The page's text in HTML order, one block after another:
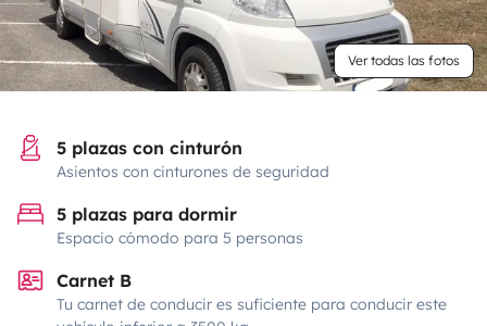
Ver todas las fotos
5 plazas con cinturón
Asientos con cinturones de seguridad
5 plazas para dormir
Espacio cómodo para 5 personas
Carnet B
Tu carnet de conducir es suficiente para conducir este